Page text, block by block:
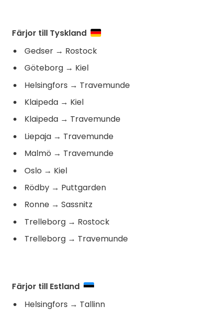
Färjor till Tyskland
Gedser → Rostock
Göteborg → Kiel
Helsingfors → Travemunde
Klaipeda → Kiel
Klaipeda → Travemunde
Liepaja → Travemunde
Malmö → Travemunde
Oslo → Kiel
Rödby → Puttgarden
Ronne → Sassnitz
Trelleborg → Rostock
Trelleborg → Travemunde
Färjor till Estland
Helsingfors → Tallinn